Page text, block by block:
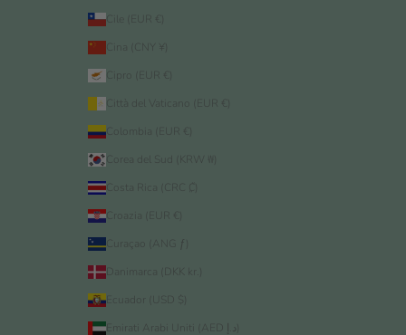
Cina (CNY ¥)
Cipro (EUR €)
Città del Vaticano (EUR €)
Colombia (EUR €)
Corea del Sud (KRW ₩)
Costa Rica (CRC ₡)
Croazia (EUR €)
Curaçao (ANG ƒ)
Danimarca (DKK kr.)
Ecuador (USD $)